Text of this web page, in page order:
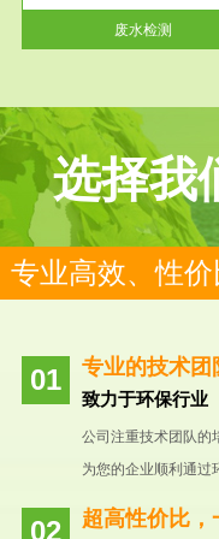
废水检测
包括...
选择我
专业高效、性
专业的技术团
致力于环保行业
公司注重技术团队的
为您的企业顺利通过
超高性价比，